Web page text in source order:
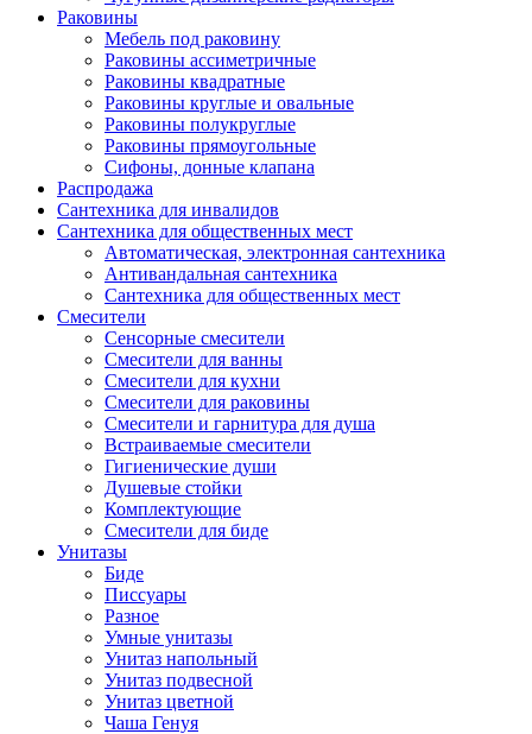
Раковины
Мебель под раковину
Раковины ассиметричные
Раковины квадратные
Раковины круглые и овальные
Раковины полукруглые
Раковины прямоугольные
Сифоны, донные клапана
Распродажа
Сантехника для инвалидов
Сантехника для общественных мест
Автоматическая, электронная сантехника
Антивандальная сантехника
Сантехника для общественных мест
Смесители
Сенсорные смесители
Смесители для ванны
Смесители для кухни
Смесители для раковины
Смесители и гарнитура для душа
Встраиваемые смесители
Гигиенические души
Душевые стойки
Комплектующие
Смесители для биде
Унитазы
Биде
Писсуары
Разное
Умные унитазы
Унитаз напольный
Унитаз подвесной
Унитаз цветной
Чаша Генуя